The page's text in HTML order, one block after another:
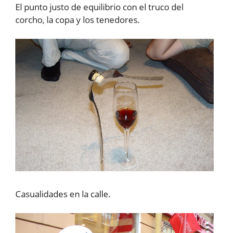
El punto justo de equilibrio con el truco del
corcho, la copa y los tenedores.
Casualidades en la calle.